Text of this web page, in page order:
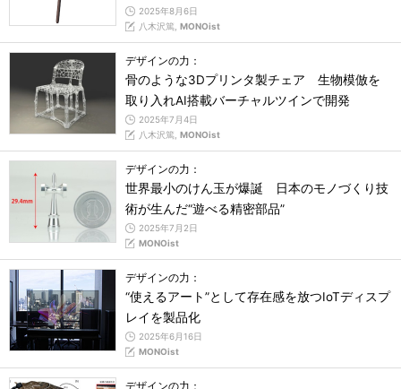
2025年8月6日
八木沢篤, MONOist
デザインの力：
骨のような3Dプリンタ製チェア 生物模倣を
取り入れAI搭載バーチャルツインで開発
2025年7月4日
八木沢篤, MONOist
デザインの力：
世界最小のけん玉が爆誕 日本のモノづくり技
術が生んだ“遊べる精密部品”
2025年7月2日
MONOist
デザインの力：
“使えるアート”として存在感を放つIoTディスプ
レイを製品化
2025年6月16日
MONOist
デザインの力：